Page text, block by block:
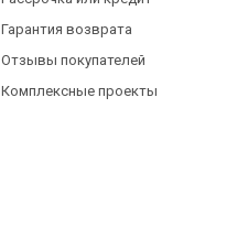
Гарантия возврата
Отзывы покупателей
Комплексные проекты